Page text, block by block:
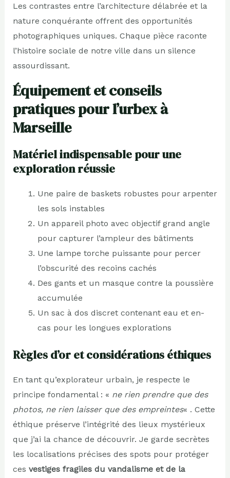
Les contrastes entre l’architecture délabrée et la
nature conquérante offrent des opportunités
photographiques uniques. Chaque pièce raconte
l’histoire sociale de notre ville dans un silence
assourdissant.
Équipement et conseils
pratiques pour l’urbex à
Marseille
Matériel indispensable pour une
exploration réussie
Une paire de baskets robustes pour arpenter
les sols instables
Un appareil photo avec objectif grand angle
pour capturer l’ampleur des bâtiments
Une lampe torche puissante pour percer
l’obscurité des recoins cachés
Des gants et un masque contre la poussière
accumulée
Un sac à dos discret contenant eau et en-
cas pour les longues explorations
Règles d’or et considérations éthiques
En tant qu’explorateur urbain, je respecte le
principe fondamental : « ne rien prendre que des
photos, ne rien laisser que des empreintes« . Cette
éthique préserve l’intégrité des lieux mystérieux
que j’ai la chance de découvrir. Je garde secrètes
les localisations précises des spots pour protéger
ces vestiges fragiles du vandalisme et de la